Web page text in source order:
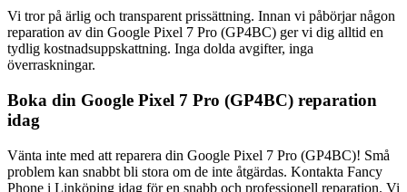
Vi tror på ärlig och transparent prissättning. Innan vi påbörjar någon
reparation av din Google Pixel 7 Pro (GP4BC) ger vi dig alltid en
tydlig kostnadsuppskattning. Inga dolda avgifter, inga
överraskningar.
Boka din Google Pixel 7 Pro (GP4BC) reparation
idag
Vänta inte med att reparera din Google Pixel 7 Pro (GP4BC)! Små
problem kan snabbt bli stora om de inte åtgärdas. Kontakta Fancy
Phone i Linköping idag för en snabb och professionell reparation. Vi